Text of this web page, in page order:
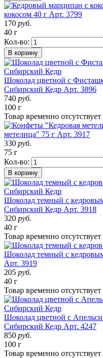
кокосом 40 г Арт. 3799
170 руб.
40 г
Кол-во:
В корзину
Шоколад цветной с
Сибирский Кедр Арт. 3896
740 руб.
100 г
Товар временно отсутствует
метелица" 75 г Арт. 3917
330 руб.
75 г
Кол-во:
В корзину
Шоколад темный с
Сибирский Кедр Арт. 3918
320 руб.
40 г
Товар временно отсутствует
Шоколад темный с
Арт. 3919
205 руб.
40 г
Товар временно отсутствует
Шоколад цветной с
Сибирский Кедр Арт. 4247
850 руб.
100 г
Товар временно отсутствует